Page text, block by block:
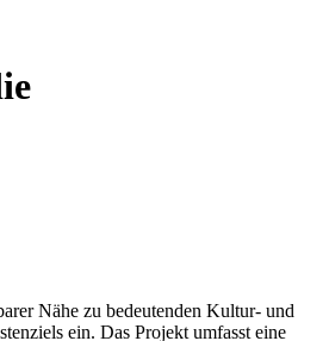
Nähe zu bedeutenden Kultur- und
ein. Das Projekt umfasst eine